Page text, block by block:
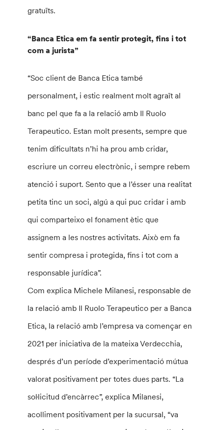
gratuïts.
“Banca Etica em fa sentir protegit, fins i tot
com a jurista”
“Soc client de Banca Etica també
personalment, i estic realment molt agraït al
banc pel que fa a la relació amb Il Ruolo
Terapeutico. Estan molt presents, sempre que
tenim dificultats n’hi ha prou amb cridar,
escriure un correu electrònic, i sempre rebem
atenció i suport. Sento que a l’ésser una realitat
petita tinc un soci, algú a qui puc cridar i amb
qui comparteixo el fonament ètic que
assignem a les nostres activitats. Això em fa
sentir compresa i protegida, fins i tot com a
responsable jurídica”.
Com explica Michele Milanesi, responsable de
la relació amb Il Ruolo Terapeutico per a Banca
Etica, la relació amb l’empresa va començar en
2021 per iniciativa de la mateixa Verdecchia,
després d’un període d’experimentació mútua
valorat positivament per totes dues parts. “La
sol·licitud d’encàrrec”, explica Milanesi,
acolliment positivament per la sucursal, “va